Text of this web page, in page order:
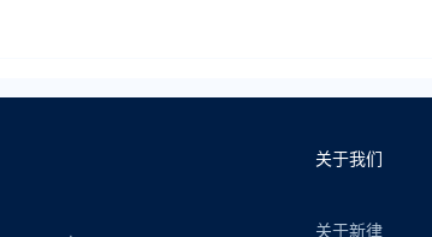
关于我们
关于新律